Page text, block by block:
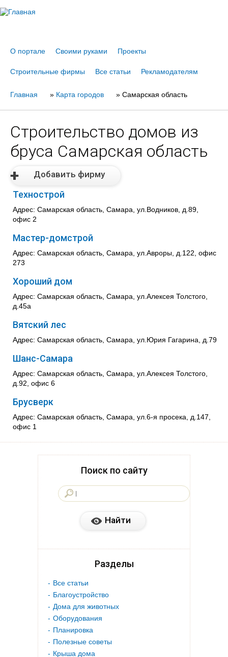
О портале Своими руками Проекты
Строительные фирмы Все статьи Рекламодателям
Вы
здесь
Главная » Карта городов » Самарская область
Строительство домов из
бруса Самарская область
Добавить фирму
Технострой
Адрес: Самарская область, Самара, ул.Водников, д.89,
офис 2
Мастер-домстрой
Адрес: Самарская область, Самара, ул.Авроры, д.122, офис
273
Хороший дом
Адрес: Самарская область, Самара, ул.Алексея Толстого,
д.45а
Вятский лес
Адрес: Самарская область, Самара, ул.Юрия Гагарина, д.79
Шанс-Самара
Адрес: Самарская область, Самара, ул.Алексея Толстого,
д.92, офис 6
Брусверк
Адрес: Самарская область, Самара, ул.6-я просека, д.147,
офис 1
Поиск по сайту
Разделы
Все статьи
Благоустройство
Дома для животных
Оборудования
Планировка
Полезные советы
Крыша дома